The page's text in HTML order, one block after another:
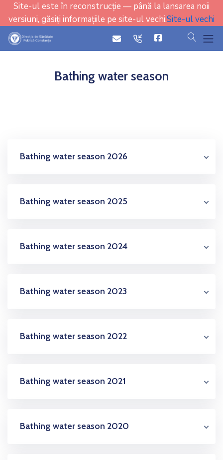
Site-ul este în reconstrucție — până la lansarea noii
versiuni, găsiți informațiile pe site-ul vechi.Site-ul vechi
iconicon cauta
Bathing water season
Bathing water season 2026
Bathing water season 2025
Bathing water season 2024
Bathing water season 2023
Bathing water season 2022
Bathing water season 2021
Bathing water season 2020